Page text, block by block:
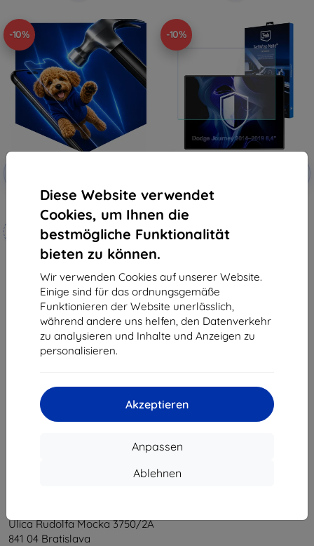
Diese Website verwendet
Cookies, um Ihnen die
bestmögliche Funktionalität
bieten zu können.
Wir verwenden Cookies auf unserer Website.
Einige sind für das ordnungsgemäße
Funktionieren der Website unerlässlich,
während andere uns helfen, den Datenverkehr
zu analysieren und Inhalte und Anzeigen zu
personalisieren.
Akzeptieren
Anpassen
Ablehnen
-10%
3mk Hammer Schutzfolie
Maßgeschneidert
hergestellt
19,90 €
17,91 €
Auf Lager 4 Stk.
-10%
3mk TechWrap Matte
Displayschutzfolie für das
mittlere Display Dodge Journey
2014–2019 8,4"
Auf Lager > 5 Stk.
1
Ulica Rudolfa Mocka 3750/2A
841 04 Bratislava